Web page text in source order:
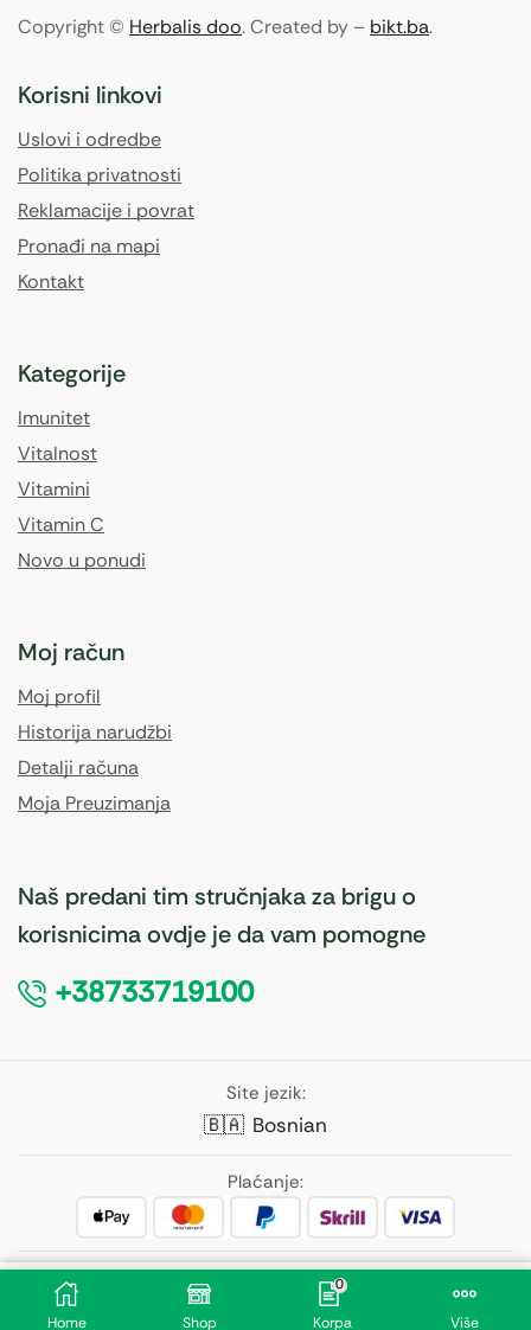
24,40 Dodaj U Korpu
Home Shop
0
Korpa Više
Copyright © Herbalis doo. Created by – bikt.ba.
Korisni linkovi
Uslovi i odredbe
Politika privatnosti
Reklamacije i povrat
Pronađi na mapi
Kontakt
Kategorije
Imunitet
Vitalnost
Vitamini
Vitamin C
Novo u ponudi
Moj račun
Moj profil
Historija narudžbi
Detalji računa
Moja Preuzimanja
Naš predani tim stručnjaka za brigu o
korisnicima ovdje je da vam pomogne
+38733719100
Site jezik:
🇧🇦 Bosnian
Plaćanje: